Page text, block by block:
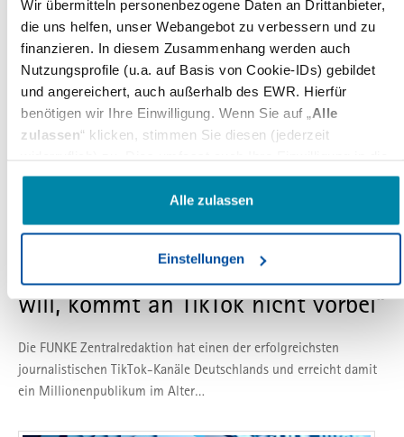
Wir übermitteln personenbezogene Daten an Drittanbieter,
die uns helfen, unser Webangebot zu verbessern und zu
finanzieren. In diesem Zusammenhang werden auch
Nutzungsprofile (u.a. auf Basis von Cookie-IDs) gebildet
und angereichert, auch außerhalb des EWR. Hierfür
benötigen wir Ihre Einwilligung. Wenn Sie auf „Alle
zulassen“ klicken, stimmen Sie diesen (jederzeit
Übermittlung bestimmter personenbezogener Daten in
Drittländer, u.a. die USA, nach Art. 49(1) (a) DSGVO. Die
betreffenden Drittländer, insb. die USA, weisen im Zweifel
genießen. Das kann Nachteile wie eine erschwerte
Durchsetzung von Betroffenenrechten, eine fehlende
Kontrolle der Weiterverarbeitung und Übermittlung der Daten
Behörden der USA, zu Kontroll- und Überwachungszwecken
bedeuten, ohne dass Ihnen Rechtsbehelfe dagegen
zustehen. Unter "Einstellungen
Alle zulassen
Einstellungen
TikTok Journalismus Amelie Marie Weber Brand Awareness PRINT&more
„Wer der Generation Z begegnen
will, kommt an TikTok nicht vorbei“
Die FUNKE Zentralredaktion hat einen der erfolgreichsten
journalistischen TikTok-Kanäle Deutschlands und erreicht damit
ein Millionenpublikum im Alter…